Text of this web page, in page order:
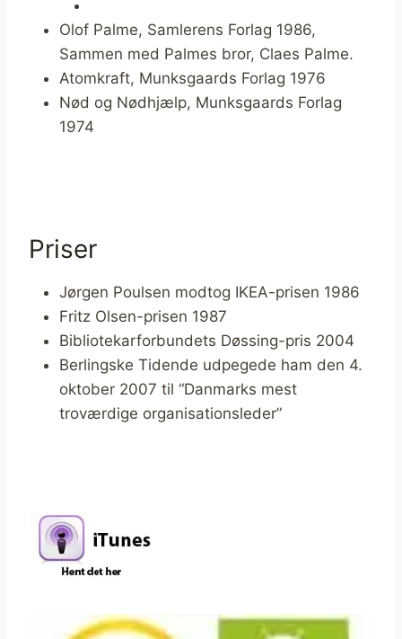
Olof Palme, Samlerens Forlag 1986,
Sammen med Palmes bror, Claes Palme.
Atomkraft, Munksgaards Forlag 1976
Nød og Nødhjælp, Munksgaards Forlag
1974
Priser
Jørgen Poulsen modtog IKEA-prisen 1986
Fritz Olsen-prisen 1987
Bibliotekarforbundets Døssing-pris 2004
Berlingske Tidende udpegede ham den 4.
oktober 2007 til “Danmarks mest
troværdige organisationsleder”